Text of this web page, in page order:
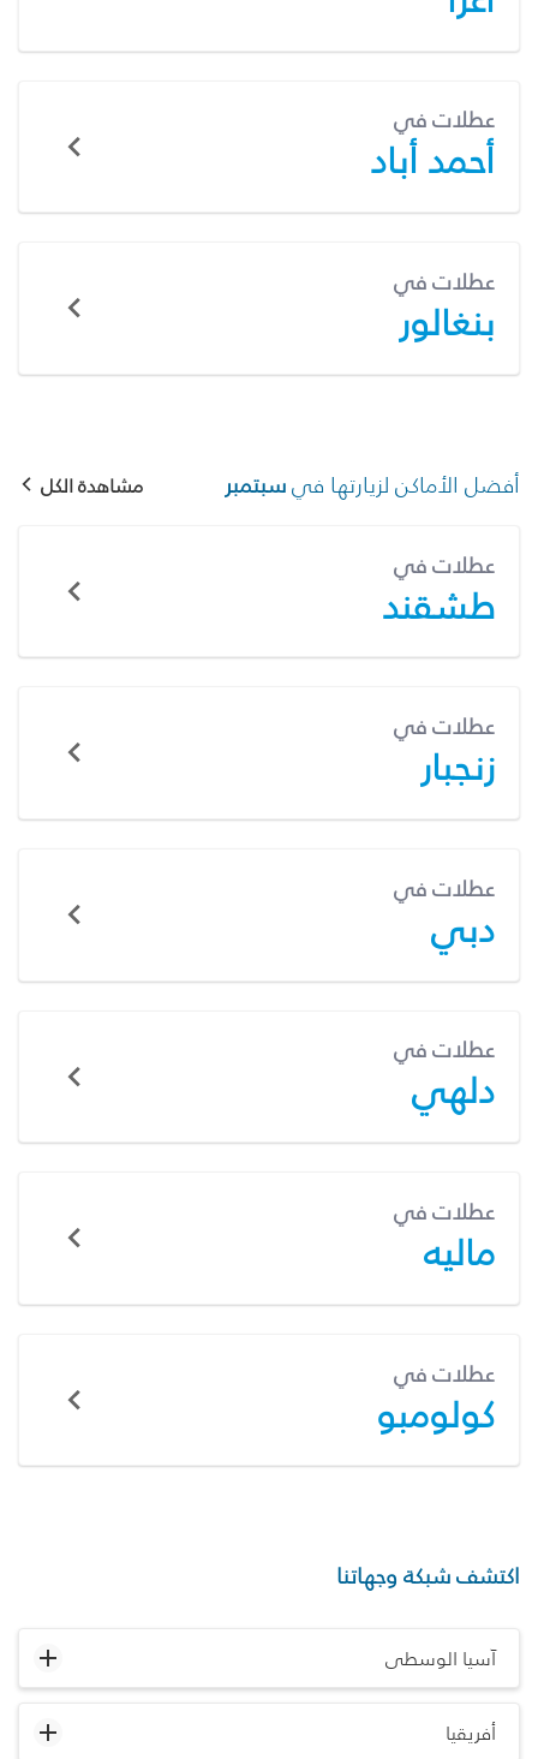
عطلات في
أحمد أباد
عطلات في
بنغالور
أفضل الأماكن لزيارتها فيسبتمبر مشاهدة الكل
عطلات في
طشقند
عطلات في
زنجبار
عطلات في
دبي
عطلات في
دلهي
عطلات في
ماليه
عطلات في
كولومبو
اكتشف شبكة وجهاتنا
آسيا الوسطى
أفريقيا